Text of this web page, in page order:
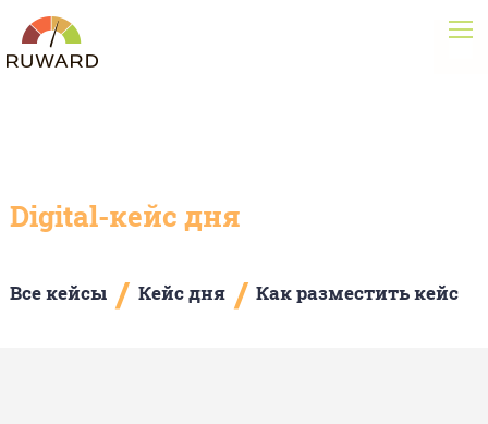
Digital-кейс дня
Все кейсы / Кейс дня / Как разместить кейс